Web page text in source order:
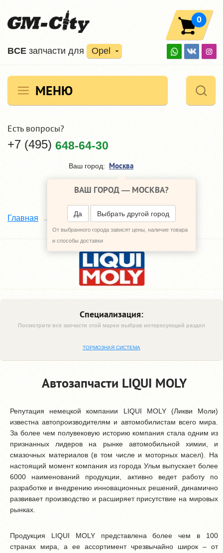
ВCE запчасти для Opel
0
МЕНЮ
Есть вопросы?
+7 (495) 648-64-30
Ваш город: Москва
ВАШ ГОРОД — МОСКВА?
Да Выбрать другой город
От выбранного города зависят цены, наличие товара
и способы доставки
Главная Наши поставщики LIQUI MOLY
Специализация:
Посмотрите все запчасти этой марки выбрав интересующий раздел
ТОРМОЗНАЯ СИСТЕМА
Автозапчасти LIQUI MOLY
Репутация немецкой компании LIQUI MOLY (Ликви Моли)
известна автопроизводителям и автомобилистам всего мира.
За более чем полувековую историю компания стала одним из
признанных лидеров на рынке автомобильной химии, и
смазочных материалов (в том числе и моторных масел). На
настоящий момент компания из города Ульм выпускает более
6000 наименований продукции, активно ведет работу по
разработке и внедрению инновационных решений, динамично
развивает производство и расширяет присутствие на мировых
рынках.
Продукция LIQUI MOLY представлена более чем в 100
странах мира, а ее ассортимент чрезвычайно широк – от